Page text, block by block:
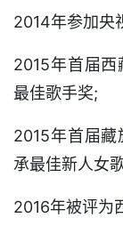
2014年参加央
2015年首届
最佳歌手奖;
2015年首届
承最佳新人女
2016年被评为